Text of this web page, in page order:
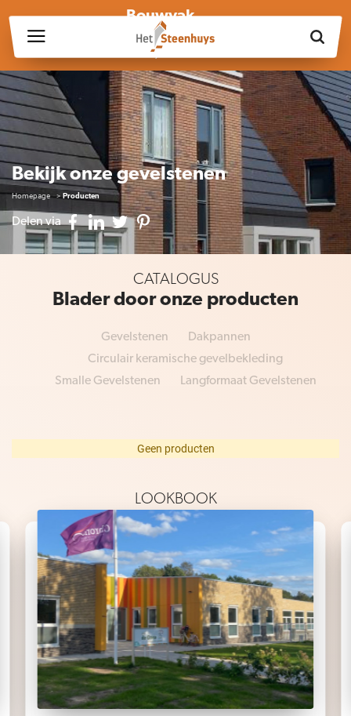
Bouwvak
Wij zijn wegens de bouwvak gesloten op vrijdag 17 juli en in
week 30, 31 en 32.
Bekijk onze gevelstenen
Homepage Producten
Delen via
CATALOGUS
Blader door onze producten
Gevelstenen
Dakpannen
Circulair keramische gevelbekleding
Smalle Gevelstenen
Langformaat Gevelstenen
Geen producten
LOOKBOOK